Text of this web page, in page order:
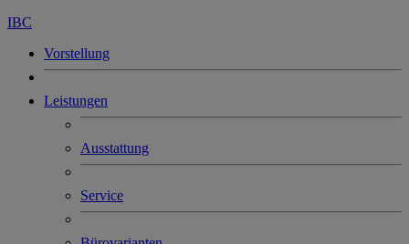
IBC
Vorstellung
Leistungen
Ausstattung
Service